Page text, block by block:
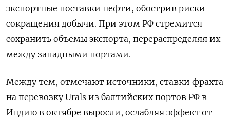
экспортные поставки нефти, обострив риски
сокращения добычи. При этом РФ стремится
сохранить объемы экспорта, перераспределяя их
между западными портами.
Между тем, отмечают источники, ставки фрахта
на перевозку Urals из балтийских портов РФ в
Индию в октябре выросли, ослабляя эффект от